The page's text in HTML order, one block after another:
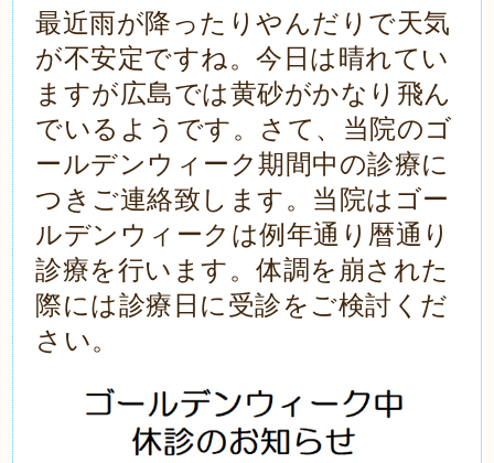
最近雨が降ったりやんだりで天気
が不安定ですね。今日は晴れてい
ますが広島では黄砂がかなり飛ん
でいるようです。さて、当院のゴ
ールデンウィーク期間中の診療に
つきご連絡致します。当院はゴー
ルデンウィークは例年通り暦通り
診療を行います。体調を崩された
際には診療日に受診をご検討くだ
さい。